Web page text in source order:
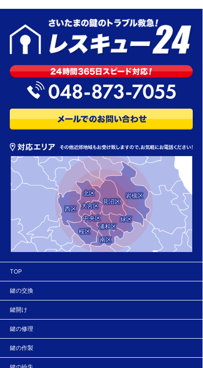
西区
北区
大宮区
中央区
桜区
見沼区
岩槻区
緑区
浦和区
南区
TOP
鍵の交換
鍵開け
鍵の修理
鍵の作製